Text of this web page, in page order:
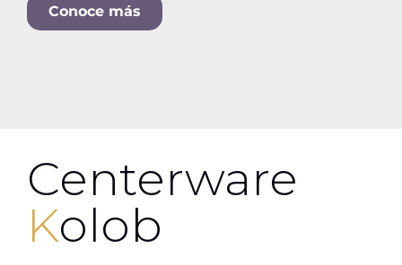
Conoce más
Centerware
Kolob